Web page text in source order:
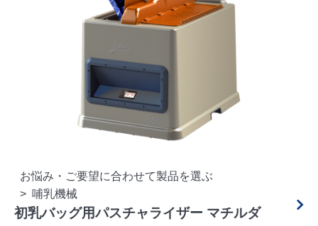
お悩み・ご要望に合わせて製品を選ぶ
哺乳機械
初乳バッグ用パスチャライザー マチルダ